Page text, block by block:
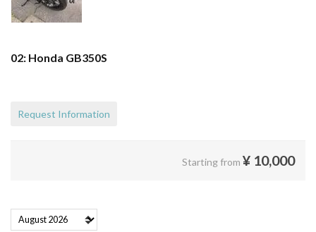
02: Honda GB350S
Request Information
Starting from ¥ 10,000